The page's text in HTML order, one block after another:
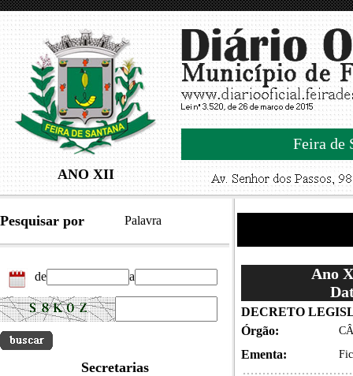
ANO XII
Feira de
Pesquisar por Palavra
de a
Secretarias
Ano
DECRETO
Órgão:
Ementa: